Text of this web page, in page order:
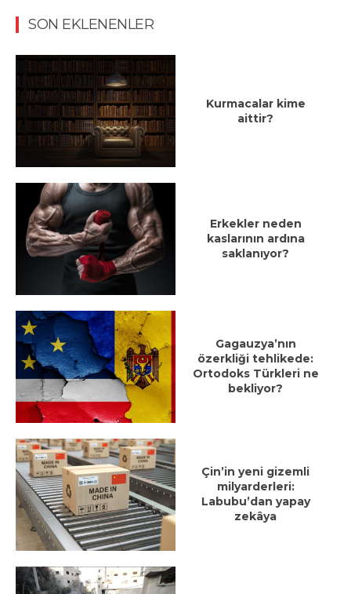
SON EKLENENLER
Kurmacalar kime
aittir?
Erkekler neden
kaslarının ardına
saklanıyor?
Gagauzya’nın
özerkliği tehlikede:
Ortodoks Türkleri ne
bekliyor?
Çin’in yeni gizemli
milyarderleri:
Labubu’dan yapay
zekâya